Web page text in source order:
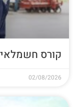
קורס חשמלאי
02/08/2026